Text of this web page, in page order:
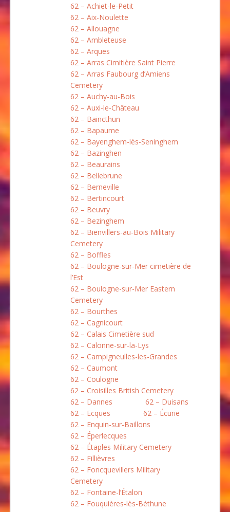
62 – Achiet-le-Petit
62 – Aix-Noulette
62 – Allouagne
62 – Ambleteuse
62 – Arques
62 – Arras Cimitière Saint Pierre
62 – Arras Faubourg d’Amiens
Cemetery
62 – Auchy-au-Bois
62 – Auxi-le-Château
62 – Baincthun
62 – Bapaume
62 – Bayenghem-lès-Seninghem
62 – Bazinghen
62 – Beaurains
62 – Bellebrune
62 – Berneville
62 – Bertincourt
62 – Beuvry
62 – Bezinghem
62 – Bienvillers-au-Bois Military
Cemetery
62 – Boffles
62 – Boulogne-sur-Mer cimetière de
l’Est
62 – Boulogne-sur-Mer Eastern
Cemetery
62 – Bourthes
62 – Cagnicourt
62 – Calais Cimetière sud
62 – Calonne-sur-la-Lys
62 – Campigneulles-les-Grandes
62 – Caumont
62 – Coulogne
62 – Croisilles British Cemetery
62 – Dannes
62 – Duisans
62 – Ecques
62 – Écurie
62 – Enquin-sur-Baillons
62 – Éperlecques
62 – Étaples Military Cemetery
62 – Fillièvres
62 – Foncquevillers Military
Cemetery
62 – Fontaine-l’Étalon
62 – Fouquières-lès-Béthune